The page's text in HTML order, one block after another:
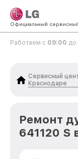
Официальный
Работаем с 09:00 до
Сервисный
Краснодаре
Ремонт
641120 S